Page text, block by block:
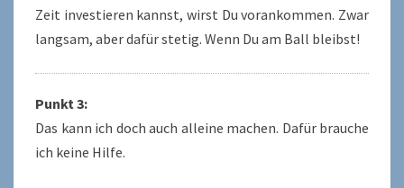
Zeit investieren kannst, wirst Du vorankommen. Zwar
langsam, aber dafür stetig. Wenn Du am Ball bleibst!
Punkt 3:
Das kann ich doch auch alleine machen. Dafür brauche
ich keine Hilfe.